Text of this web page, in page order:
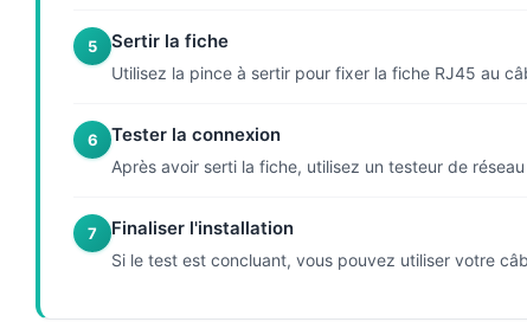
5 Sertir la fiche
Utilisez la pince à sertir pour fixer la fiche RJ45 au
6 Tester la connexion
Après avoir serti la fiche, utilisez un testeur de
7 Finaliser l'installation
Si le test est concluant, vous pouvez utiliser votre